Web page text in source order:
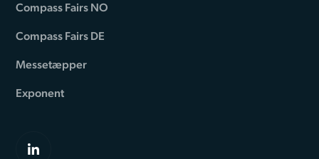
Compass Fairs NO
Compass Fairs DE
Messetæpper
Exponent